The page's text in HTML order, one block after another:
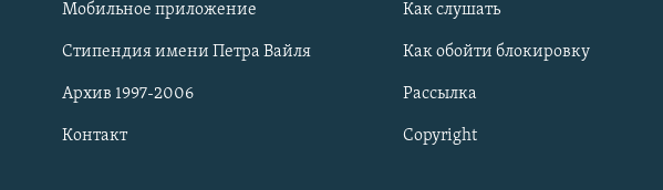
СОЦИАЛЬНЫЕ СЕТИ
Мобильное приложение
Стипендия имени Петра Вайля
Архив 1997-2006
Контакт
Как слушать
Как обойти блокировку
Рассылка
Copyright